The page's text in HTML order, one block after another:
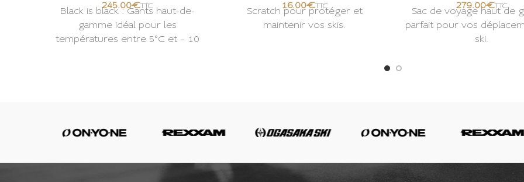
€
Black is black : Gants haut-de-
gamme idéal pour les
températures entre 5°C et – 10
€
Scratch pour protéger et
maintenir vos skis.
€
Sac de voyage haut de
parfait pour vos
ski.